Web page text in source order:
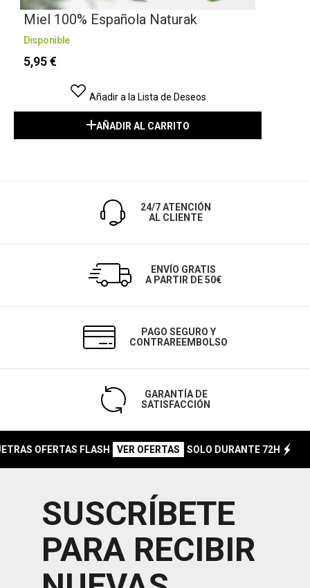
Miel 100% Española Naturak
Disponible
5,95 €
Añadir a la Lista de Deseos
AÑADIR AL CARRITO
24/7 ATENCIÓN
AL CLIENTE
ENVÍO GRATIS
A PARTIR DE 50€
PAGO SEGURO Y
CONTRAREEMBOLSO
GARANTÍA DE
SATISFACCIÓN
OFERTAS FLASH VER OFERTAS SOLO DURANTE 72H
SUSCRÍBETE
PARA RECIBIR